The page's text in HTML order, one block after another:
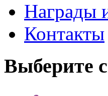
Награды
Контакты
Выберите